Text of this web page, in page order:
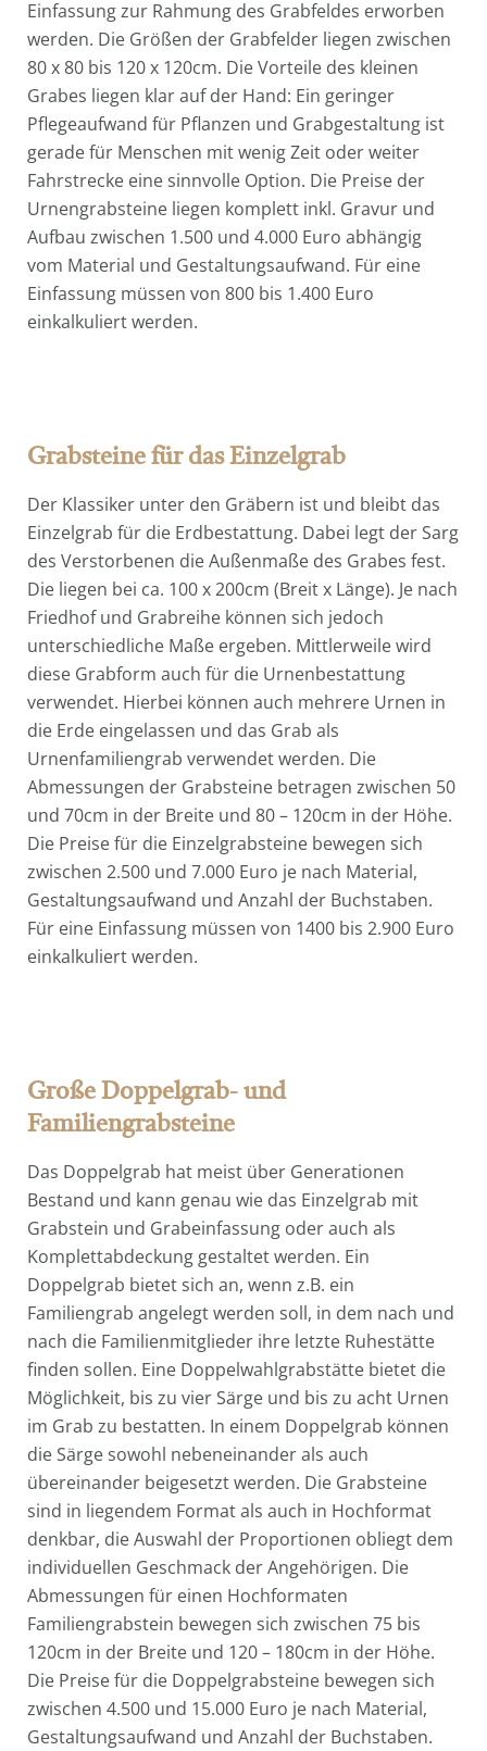
Einfassung zur Rahmung des Grabfeldes erworben
werden. Die Größen der Grabfelder liegen zwischen
80 x 80 bis 120 x 120cm. Die Vorteile des kleinen
Grabes liegen klar auf der Hand: Ein geringer
Pflegeaufwand für Pflanzen und Grabgestaltung ist
gerade für Menschen mit wenig Zeit oder weiter
Fahrstrecke eine sinnvolle Option. Die Preise der
Urnengrabsteine liegen komplett inkl. Gravur und
Aufbau zwischen 1.500 und 4.000 Euro abhängig
vom Material und Gestaltungsaufwand. Für eine
Einfassung müssen von 800 bis 1.400 Euro
einkalkuliert werden.
Grabsteine für das Einzelgrab
Der Klassiker unter den Gräbern ist und bleibt das
Einzelgrab für die Erdbestattung. Dabei legt der Sarg
des Verstorbenen die Außenmaße des Grabes fest.
Die liegen bei ca. 100 x 200cm (Breit x Länge). Je nach
Friedhof und Grabreihe können sich jedoch
unterschiedliche Maße ergeben. Mittlerweile wird
diese Grabform auch für die Urnenbestattung
verwendet. Hierbei können auch mehrere Urnen in
die Erde eingelassen und das Grab als
Urnenfamiliengrab verwendet werden. Die
Abmessungen der Grabsteine betragen zwischen 50
und 70cm in der Breite und 80 – 120cm in der Höhe.
Die Preise für die Einzelgrabsteine bewegen sich
zwischen 2.500 und 7.000 Euro je nach Material,
Gestaltungsaufwand und Anzahl der Buchstaben.
Für eine Einfassung müssen von 1400 bis 2.900 Euro
einkalkuliert werden.
Große Doppelgrab- und
Familiengrabsteine
Das Doppelgrab hat meist über Generationen
Bestand und kann genau wie das Einzelgrab mit
Grabstein und Grabeinfassung oder auch als
Komplettabdeckung gestaltet werden. Ein
Doppelgrab bietet sich an, wenn z.B. ein
Familiengrab angelegt werden soll, in dem nach und
nach die Familienmitglieder ihre letzte Ruhestätte
finden sollen. Eine Doppelwahlgrabstätte bietet die
Möglichkeit, bis zu vier Särge und bis zu acht Urnen
im Grab zu bestatten. In einem Doppelgrab können
die Särge sowohl nebeneinander als auch
übereinander beigesetzt werden. Die Grabsteine
sind in liegendem Format als auch in Hochformat
denkbar, die Auswahl der Proportionen obliegt dem
individuellen Geschmack der Angehörigen. Die
Abmessungen für einen Hochformaten
Familiengrabstein bewegen sich zwischen 75 bis
120cm in der Breite und 120 – 180cm in der Höhe.
Die Preise für die Doppelgrabsteine bewegen sich
zwischen 4.500 und 15.000 Euro je nach Material,
Gestaltungsaufwand und Anzahl der Buchstaben.